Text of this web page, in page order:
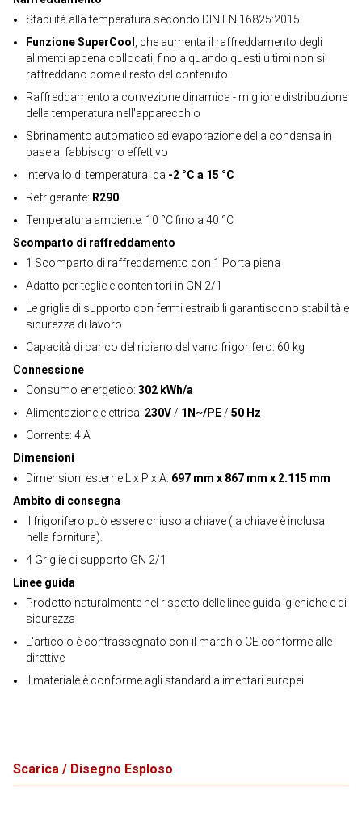
Stabilità alla temperatura secondo DIN EN 16825:2015
Funzione SuperCool
, che aumenta il raffreddamento degli
alimenti appena collocati, fino a quando questi ultimi non si
raffreddano come il resto del contenuto
Raffreddamento a convezione dinamica - migliore distribuzione
della temperatura nell'apparecchio
Sbrinamento automatico ed evaporazione della condensa in
base al fabbisogno effettivo
Intervallo di temperatura: da -2 °C a 15 °C
Refrigerante: R290
Temperatura ambiente: 10 °C fino a 40 °C
Scomparto di raffreddamento
1 Scomparto di raffreddamento con 1 Porta piena
Adatto per teglie e contenitori in GN 2/1
Le griglie di supporto con fermi estraibili garantiscono stabilità e
sicurezza di lavoro
Capacità di carico del ripiano del vano frigorifero: 60 kg
Connessione
Consumo energetico: 302 kWh/a
Alimentazione elettrica: 230V / 1N~/PE / 50 Hz
Corrente: 4 A
Dimensioni
Dimensioni esterne L x P x A: 697 mm x 867 mm x 2.115 mm
Ambito di consegna
Il frigorifero può essere chiuso a chiave (la chiave è inclusa
nella fornitura).
4 Griglie di supporto GN 2/1
Linee guida
Prodotto naturalmente nel rispetto delle linee guida igieniche e di
sicurezza
L'articolo è contrassegnato con il marchio CE conforme alle
direttive
Il materiale è conforme agli standard alimentari europei
Scarica / Disegno Esploso